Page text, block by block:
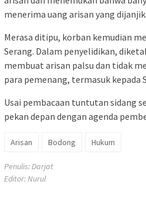
menerima uang arisan yang
Merasa ditipu, korban kemudian
Serang. Dalam penyelidikan,
membuat arisan palsu dan tidak
para pemenang, termasuk kepada
Usai pembacaan tuntutan sidang
pekan depan dengan agenda
Arisan Bodong Hukum
Penulis: Darjat
Editor: Nurul